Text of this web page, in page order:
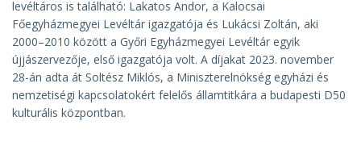
levéltáros is található: Lakatos Andor, a Kalocsai
Főegyházmegyei Levéltár igazgatója és Lukácsi Zoltán, aki
2000–2010 között a Győri Egyházmegyei Levéltár egyik
újjászervezője, első igazgatója volt. A díjakat 2023. november
28-án adta át Soltész Miklós, a Miniszterelnökség egyházi és
nemzetiségi kapcsolatokért felelős államtitkára a budapesti D50
kulturális központban.